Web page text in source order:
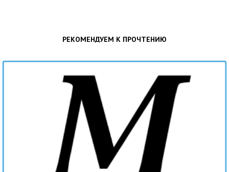
РЕКОМЕНДУЕМ К ПРОЧТЕНИЮ